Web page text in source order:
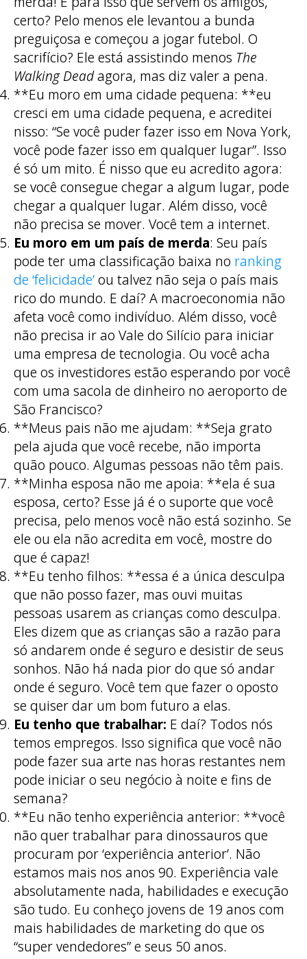
certo? Pelo menos ele levantou a bunda
preguiçosa e começou a jogar futebol. O
sacrifício? Ele está assistindo menos The
Walking Deadagora, mas diz valer a pena.
**Eu moro em uma cidade pequena: **eu
cresci em uma cidade pequena, e acreditei
nisso: “Se você puder fazer isso em Nova York,
você pode fazer isso em qualquer lugar”. Isso
é só um mito. É nisso que eu acredito agora:
se você consegue chegar a algum lugar, pode
chegar a qualquer lugar. Além disso, você
não precisa se mover. Você tem a internet.
Eu moro em um país de merda: Seu país
pode ter uma classificação baixa no ranking
de ‘felicidade’ou talvez não seja o país mais
rico do mundo. E daí? A macroeconomia não
afeta você como indivíduo. Além disso, você
não precisa ir ao Vale do Silício para iniciar
uma empresa de tecnologia. Ou você acha
que os investidores estão esperando por você
com uma sacola de dinheiro no aeroporto de
São Francisco?
**Meus pais não me ajudam: **Seja grato
pela ajuda que você recebe, não importa
quão pouco. Algumas pessoas não têm pais.
**Minha esposa não me apoia: **ela é sua
esposa, certo? Esse já é o suporte que você
precisa, pelo menos você não está sozinho. Se
ele ou ela não acredita em você, mostre do
que é capaz!
**Eu tenho filhos: **essa é a única desculpa
que não posso fazer, mas ouvi muitas
pessoas usarem as crianças como desculpa.
Eles dizem que as crianças são a razão para
só andarem onde é seguro e desistir de seus
sonhos. Não há nada pior do que só andar
onde é seguro. Você tem que fazer o oposto
se quiser dar um bom futuro a elas.
Eu tenho que trabalhar: E daí? Todos nós
temos empregos. Isso significa que você não
pode fazer sua arte nas horas restantes nem
pode iniciar o seu negócio à noite e fins de
semana?
**Eu não tenho experiência anterior: **você
não quer trabalhar para dinossauros que
procuram por ‘experiência anterior’. Não
estamos mais nos anos 90. Experiência vale
absolutamente nada, habilidades e execução
são tudo. Eu conheço jovens de 19 anos com
mais habilidades de marketing do que os
“super vendedores” e seus 50 anos.